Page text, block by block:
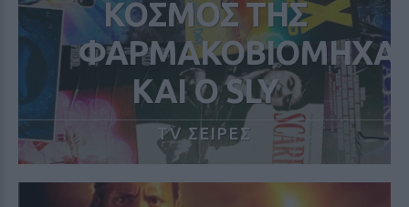
ΚΟΣΜΟΣ ΤΗΣ
ΚΑΙ Ο SLY
TV ΣΕΙΡΕΣ